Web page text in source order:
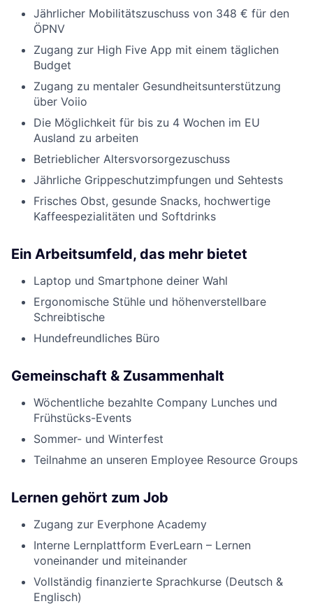
Jährlicher Mobilitätszuschuss von 348 € für den
ÖPNV
Zugang zur High Five App mit einem täglichen
Budget
Zugang zu mentaler Gesundheitsunterstützung
über Voiio
Die Möglichkeit für bis zu 4 Wochen im EU
Ausland zu arbeiten
Betrieblicher Altersvorsorgezuschuss
Jährliche Grippeschutzimpfungen und Sehtests
Frisches Obst, gesunde Snacks, hochwertige
Kaffeespezialitäten und Softdrinks
Ein Arbeitsumfeld, das mehr bietet
Laptop und Smartphone deiner Wahl
Ergonomische Stühle und höhenverstellbare
Schreibtische
Hundefreundliches Büro
Gemeinschaft & Zusammenhalt
Wöchentliche bezahlte Company Lunches und
Frühstücks-Events
Sommer- und Winterfest
Teilnahme an unseren Employee Resource Groups
Lernen gehört zum Job
Zugang zur Everphone Academy
Interne Lernplattform EverLearn – Lernen
voneinander und miteinander
Vollständig finanzierte Sprachkurse (Deutsch &
Englisch)